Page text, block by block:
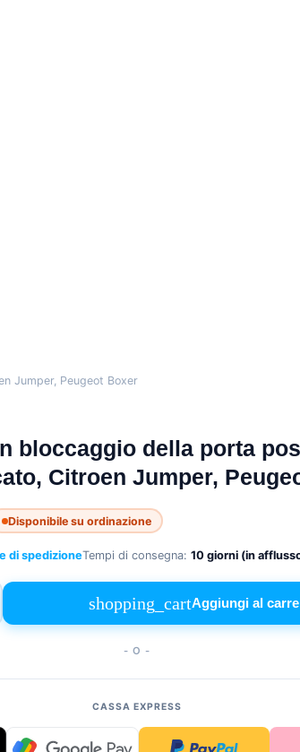
Jumper, Peugeot Boxer
bloccaggio della porta
Citroen Jumper,
Disponibile su ordinazione
di spedizioneTempi di consegna: 10 giorni (in
shopping_cartAggiungi al
- O -
CASSA EXPRESS